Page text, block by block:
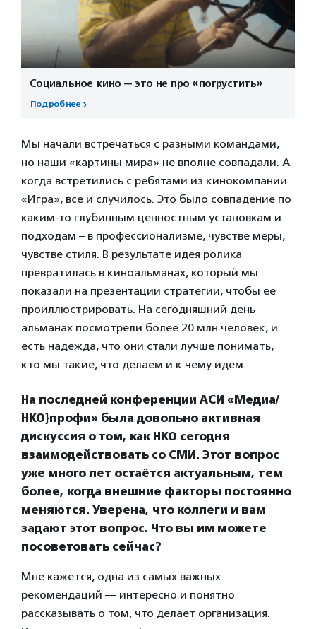
Социальное кино — это не про «погрустить»
Подробнее
Мы начали встречаться с разными командами,
но наши «картины мира» не вполне совпадали. А
когда встретились с ребятами из кинокомпании
«Игра», все и случилось. Это было совпадение по
каким-то глубинным ценностным установкам и
подходам – в профессионализме, чувстве меры,
чувстве стиля. В результате идея ролика
превратилась в киноальманах, который мы
показали на презентации стратегии, чтобы ее
проиллюстрировать. На сегодняшний день
альманах посмотрели более 20 млн человек, и
есть надежда, что они стали лучше понимать,
кто мы такие, что делаем и к чему идем.
На последней конференции АСИ «Медиа/
НКО}профи» была довольно активная
дискуссия о том, как НКО сегодня
взаимодействовать со СМИ. Этот вопрос
уже много лет остаётся актуальным, тем
более, когда внешние факторы постоянно
меняются. Уверена, что коллеги и вам
задают этот вопрос. Что вы им можете
посоветовать сейчас?
Мне кажется, одна из самых важных
рекомендаций — интересно и понятно
рассказывать о том, что делает организация.